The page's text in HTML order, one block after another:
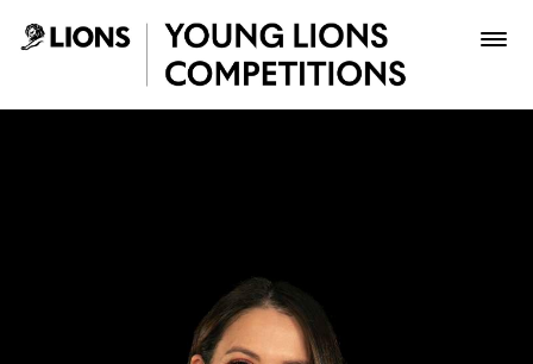
Saltar al contenido principal
Inscribir